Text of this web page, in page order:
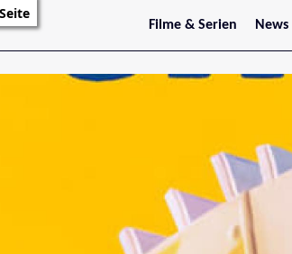
Filme & Serien
Trailer
News
Stars